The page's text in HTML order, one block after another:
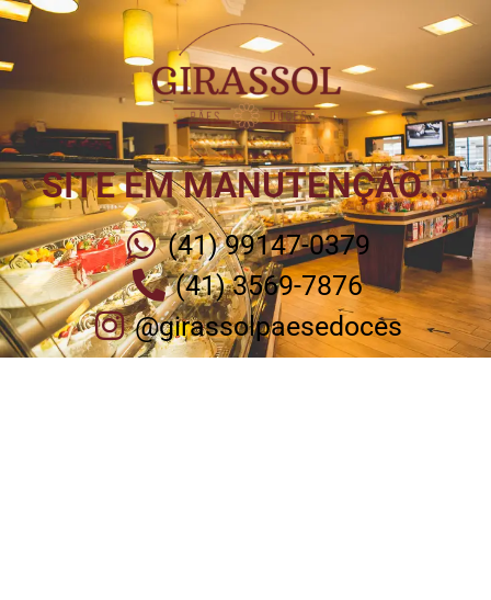
SITE EM MANUTENÇÃO...
(41) 99147-0379
(41) 3569-7876
@girassolpaesedoces